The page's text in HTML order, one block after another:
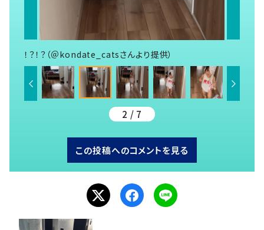
！？！？（＠kondate_catsさんより提供）
2 / 7
この投稿へのコメントを見る